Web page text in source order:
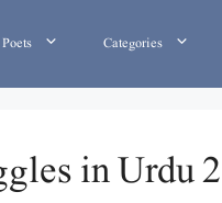
Poets Categories
in Urdu